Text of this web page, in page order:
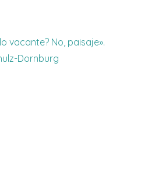
vacante? No, paisaje».
Dornburg